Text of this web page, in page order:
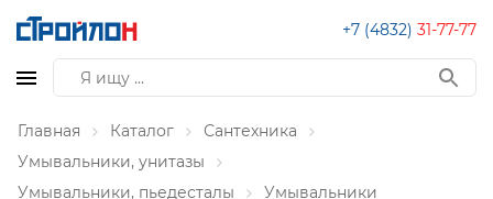
+7 (4832) 31-77-77
Главная Каталог
Сантехника
Умывальники, унитазы
Умывальники, пьедесталы
Умывальники